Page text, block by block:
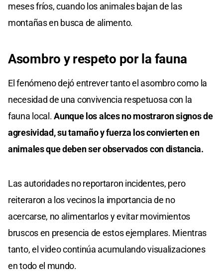
meses fríos, cuando los animales bajan de las
montañas en busca de alimento.
Asombro y respeto por la fauna
El fenómeno dejó entrever tanto el asombro como la
necesidad de una convivencia respetuosa con la
fauna local.Aunque los alces no mostraron signos de
agresividad, su tamaño y fuerza los convierten en
animales que deben ser observados con distancia.
Las autoridades no reportaron incidentes, pero
reiteraron a los vecinos la importancia de no
acercarse, no alimentarlos y evitar movimientos
bruscos en presencia de estos ejemplares. Mientras
tanto, el video continúa acumulando visualizaciones
en todo el mundo.